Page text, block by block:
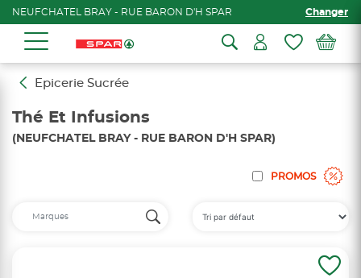
NEUFCHATEL BRAY - RUE BARON D'H SPAR Changer
Epicerie Sucrée
Thé Et Infusions
(NEUFCHATEL BRAY - RUE BARON D'H SPAR)
PROMOS